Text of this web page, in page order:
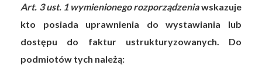
Art. 3 ust. 1 wymienionego rozporządzeniawskazuje
kto posiada uprawnienia do wystawiania lub
dostępu do faktur ustrukturyzowanych. Do
podmiotów tych należą: